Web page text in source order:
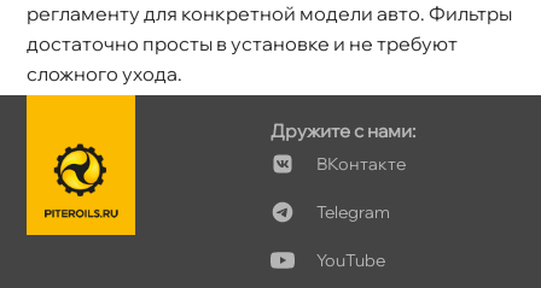
регламенту для конкретной модели авто. Фильтры
достаточно просты в установке и не требуют
сложного ухода.
Дружите с нами:
Контакте
Telegram
YouTube